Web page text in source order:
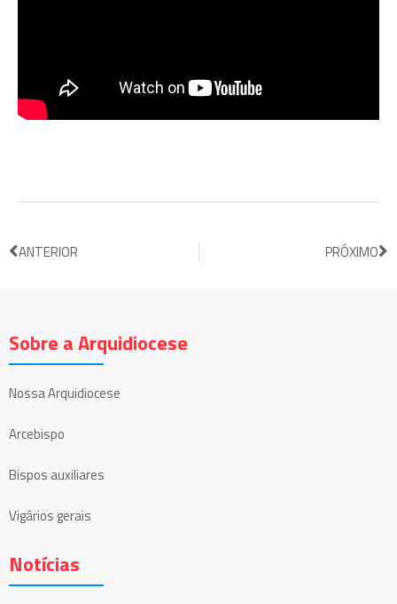
ANTERIOR PRÓXIMO
Sobre a Arquidiocese
Nossa Arquidiocese
Arcebispo
Bispos auxiliares
Vigários gerais
Notícias